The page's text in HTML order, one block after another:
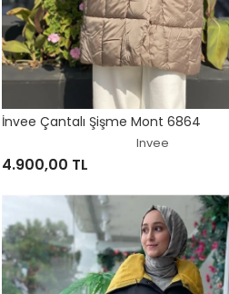
İnvee Çantalı Şişme Mont 6864
Invee
4.900,00 TL